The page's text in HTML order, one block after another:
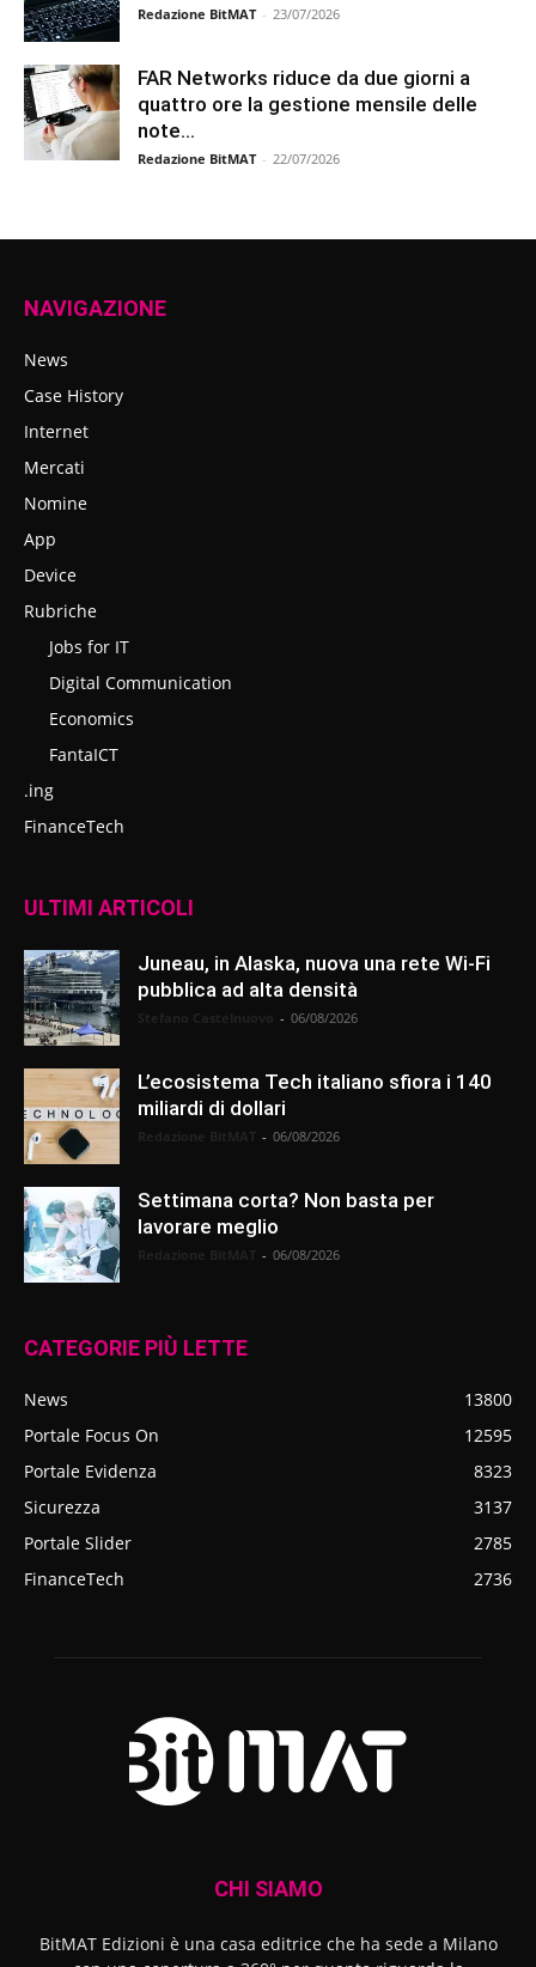
Redazione BitMAT - 23/07/2026
FAR Networks riduce da due giorni a
quattro ore la gestione mensile delle
note...
Redazione BitMAT - 22/07/2026
NAVIGAZIONE
News
Case History
Internet
Mercati
Nomine
App
Device
Rubriche
Jobs for IT
Digital Communication
Economics
FantaICT
.ing
FinanceTech
ULTIMI ARTICOLI
Juneau, in Alaska, nuova una rete Wi-Fi
pubblica ad alta densità
- 06/08/2026
L’ecosistema Tech italiano sfiora i 140
miliardi di dollari
- 06/08/2026
Settimana corta? Non basta per
lavorare meglio
- 06/08/2026
CATEGORIE PIÙ LETTE
News
13800
Portale Focus On
12595
Portale Evidenza
8323
Sicurezza
3137
Portale Slider
2785
FinanceTech
2736
CHI SIAMO
BitMAT Edizioni è una casa editrice che ha sede a Milano